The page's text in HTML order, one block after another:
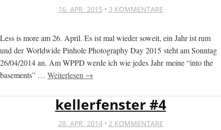
16. APR. 2015 · 3 KOMMENTARE
Less is more am 26. April. Es ist mal wieder soweit, ein Jahr ist rum
und der Worldwide Pinhole Photography Day 2015 steht am Sonntag
26/04/2014 an. Am WPPD werde ich wie jedes Jahr meine “into the
basements” … Weiterlesen →
kellerfenster #4
28. APR. 2014· 2 KOMMENTARE